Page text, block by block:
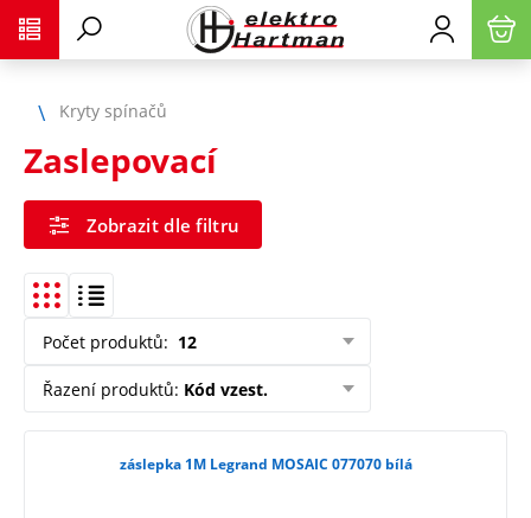
Kryty spínačů
Zaslepovací
Zobrazit dle filtru
Počet produktů: 12
Řazení produktů: Kód vzest.
záslepka 1M Legrand MOSAIC 077070 bílá